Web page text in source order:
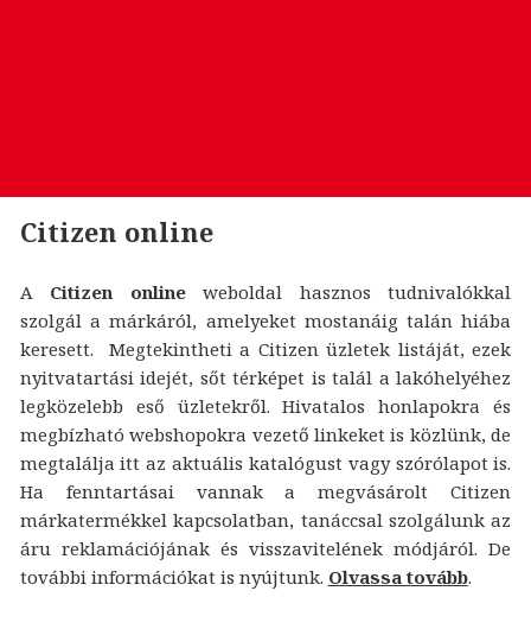
Citizen online
A Citizen onlineweboldal hasznos tudnivalókkal
szolgál a márkáról, amelyeket mostanáig talán hiába
keresett. Megtekintheti a Citizen üzletek listáját, ezek
nyitvatartási idejét, sőt térképet is talál a lakóhelyéhez
legközelebb eső üzletekről. Hivatalos honlapokra és
megbízható webshopokra vezető linkeket is közlünk, de
megtalálja itt az aktuális katalógust vagy szórólapot is.
Ha fenntartásai vannak a megvásárolt Citizen
márkatermékkel kapcsolatban, tanáccsal szolgálunk az
áru reklamációjának és visszavitelének módjáról. De
további információkat is nyújtunk. Olvassa tovább.